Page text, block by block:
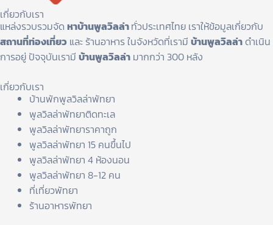
เกี่ยวกับเรา
แหล่งรวบรวมจัด หาบ้านพูลวิลล่าทั่วประเทศไทย เราให้ข้อมูลเกี่ยวกับ
สถานที่ท่องเที่ยว และ ร้านอาหาร ในจังหวัดที่เรามี บ้านพูลวิลล่าดำเนิน
การอยู่ ปัจจุบันเรามี บ้านพูลวิลล่า มากกว่า 300 หลัง
เกี่ยวกับเรา
บ้านพักพูลวิลล่าพัทยา
พูลวิลล่าพัทยาติดทะเล
พูลวิลล่าพัทยาราคาถูก
พูลวิลล่าพัทยา 15 คนขึ้นไป
พูลวิลล่าพัทยา 4 ห้องนอน
พูลวิลล่าพัทยา 8-12 คน
ที่เที่ยวพัทยา
ร้านอาหารพัทยา